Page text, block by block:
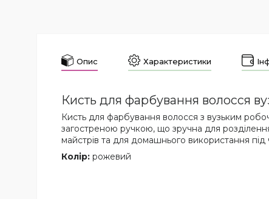
Опис Характеристики
Кисть для фарбування волосся
Кисть для фарбування волосся з вузьким
загостреною ручкою, що зручна для
майстрів та для домашнього використання
Колір: рожевий